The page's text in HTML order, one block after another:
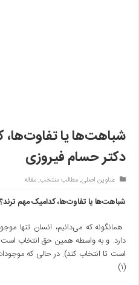
شباهت‌ها یا تفاوت‌ها،
دکتر حسام فیروزی
عناوین اصلی,مطالب منتخب,مقاله
شباهت‌ها یا تفاوت‌ها، کدامیک مهم
همانگونه که می‌دانیم، انسان تنها
دارد. و به واسطه همین حق انتخاب است
است تا انتخاب کند). در حالی که
(۱)